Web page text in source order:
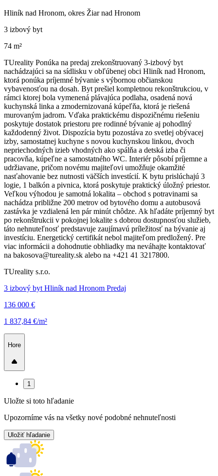
Hliník nad Hronom, okres Žiar nad Hronom
3 izbový byt
74 m²
TUreality Ponúka na predaj zrekonštruovaný 3-izbový byt
nachádzajúci sa na sídlisku v obľúbenej obci Hliník nad Hronom,
ktorá ponúka príjemné bývanie s výbornou občianskou
vybavenosťou na dosah. Byt prešiel kompletnou rekonštrukciou, v
rámci ktorej bola vymenená plávajúca podlaha, osadená nová
kuchynská linka a zmodernizovaná kúpeľňa, ktorá je riešená
murovaným jadrom. Vďaka praktickému dispozičnému riešeniu
poskytuje dostatok priestoru pre rodinné bývanie aj pohodlný
každodenný život. Dispozícia bytu pozostáva zo svetlej obývacej
izby, samostatnej kuchyne s novou kuchynskou linkou, dvoch
nepriechodných izieb vhodných ako spálňa a detská izba či
pracovňa, kúpeľne a samostatného WC. Interiér pôsobí príjemne a
udržiavane, pričom novému majiteľovi umožňuje okamžité
nasťahovanie bez nutnosti väčších investícií. K bytu prislúchajú 3
logie, 1 balkón a pivnica, ktorá poskytuje praktický úložný priestor.
Veľkou výhodou je samotná lokalita – obchod s potravinami sa
nachádza približne 200 metrov od bytového domu a autobusová
zastávka je vzdialená len pár minút chôdze. Ak hľadáte príjemný byt
po rekonštrukcii v pokojnej lokalite s dobrou dostupnosťou služieb,
táto nehnuteľnosť predstavuje zaujímavú príležitosť na bývanie aj
investíciu. Energetický certifikát nebol majiteľom predložený. Pre
viac informácii a dohodnutie obhliadky ma neváhajte kontaktovať
na bakosova@tureality.sk alebo na +421 41 3217800.
TUreality s.r.o.
3 izbový byt Hliník nad Hronom Predaj
136 000 €
1 837,84 €/m²
Hore
1
Uložte si toto hľadanie
Upozorníme vás na všetky nové podobné nehnuteľnosti
Uložiť hľadanie